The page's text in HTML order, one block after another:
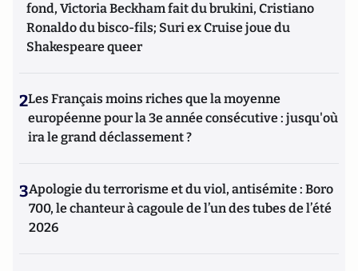
fond, Victoria Beckham fait du brukini, Cristiano
Ronaldo du bisco-fils; Suri ex Cruise joue du
Shakespeare queer
2Les Français moins riches que la moyenne
européenne pour la 3e année consécutive : jusqu'où
ira le grand déclassement ?
3Apologie du terrorisme et du viol, antisémite : Boro
700, le chanteur à cagoule de l’un des tubes de l’été
2026